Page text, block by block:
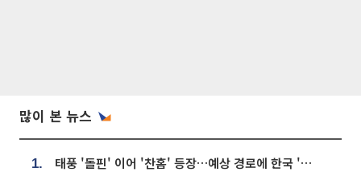
많이 본 뉴스
1. 태풍 '돌핀' 이어 '찬홈' 등장…예상 경로에 한국 '한숨'